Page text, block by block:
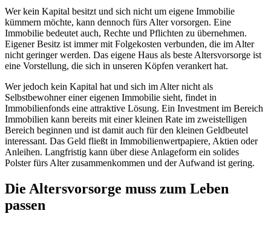
Wer kein Kapital besitzt und sich nicht um eigene Immobilie
kümmern möchte, kann dennoch fürs Alter vorsorgen. Eine
Immobilie bedeutet auch, Rechte und Pflichten zu übernehmen.
Eigener Besitz ist immer mit Folgekosten verbunden, die im Alter
nicht geringer werden. Das eigene Haus als beste Altersvorsorge ist
eine Vorstellung, die sich in unseren Köpfen verankert hat.
Wer jedoch kein Kapital hat und sich im Alter nicht als
Selbstbewohner einer eigenen Immobilie sieht, findet in
Immobilienfonds eine attraktive Lösung. Ein Investment im Bereich
Immobilien kann bereits mit einer kleinen Rate im zweistelligen
Bereich beginnen und ist damit auch für den kleinen Geldbeutel
interessant. Das Geld fließt in Immobilienwertpapiere, Aktien oder
Anleihen. Langfristig kann über diese Anlageform ein solides
Polster fürs Alter zusammenkommen und der Aufwand ist gering.
Die Altersvorsorge muss zum Leben
passen